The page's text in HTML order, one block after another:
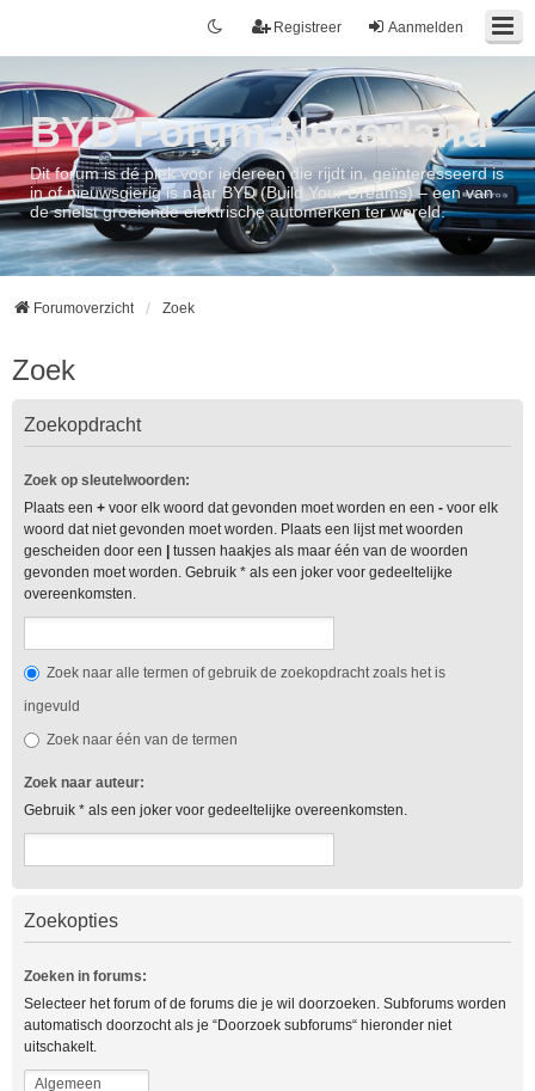
Aanmelden
Registreer
BYD Forum Nederland
Dit forum is dé plek voor iedereen die rijdt in, geïnteresseerd is
in of nieuwsgierig is naar BYD (Build Your Dreams) – een van
de snelst groeiende elektrische automerken ter wereld.
Forumoverzicht Zoek
Zoek
Zoekopdracht
Zoek op sleutelwoorden:
Plaats een + voor elk woord dat gevonden moet worden en een - voor elk
woord dat niet gevonden moet worden. Plaats een lijst met woorden
gescheiden door een
tussen haakjes als maar één van de woorden
gevonden moet worden. Gebruik * als een joker voor gedeeltelijke
overeenkomsten.
Zoek naar alle termen of gebruik de zoekopdracht zoals het is
ingevuld
Zoek naar één van de termen
Zoek naar auteur:
Gebruik * als een joker voor gedeeltelijke overeenkomsten.
Zoekopties
Zoeken in forums:
Selecteer het forum of de forums die je wil doorzoeken. Subforums worden
automatisch doorzocht als je “Doorzoek subforums“ hieronder niet
uitschakelt.